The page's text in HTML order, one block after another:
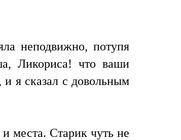
неподвижно, потупя
Ликориса! что ваши
я сказал с довольным
места. Старик чуть не